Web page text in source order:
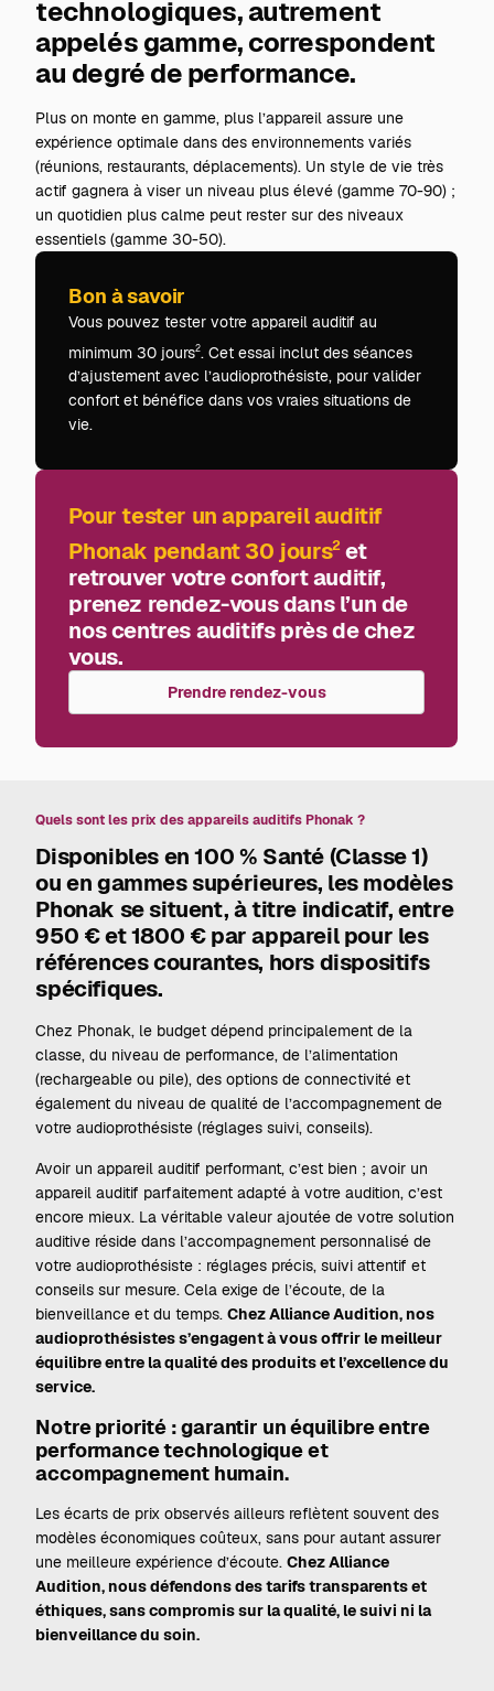
technologiques, autrement
appelés gamme, correspondent
au degré de performance.
Plus on monte en gamme, plus l’appareil assure une
expérience optimale dans des environnements variés
(réunions, restaurants, déplacements). Un style de vie très
actif gagnera à viser un niveau plus élevé (gamme 70-90) ;
un quotidien plus calme peut rester sur des niveaux
essentiels (gamme 30-50).
Bon à savoir
Vous pouvez tester votre appareil auditif au
minimum 30 jours2. Cet essai inclut des séances
d’ajustement avec l’audioprothésiste, pour valider
confort et bénéfice dans vos vraies situations de
vie.
Pour tester un appareil auditif
Phonak pendant 30 jours2et
retrouver votre confort auditif,
prenez rendez-vous dans l’un de
nos centres auditifs près de chez
vous.
Prendre rendez-vous
Quels sont les prix des appareils auditifs Phonak ?
Disponibles en 100 % Santé (Classe 1)
ou en gammes supérieures, les modèles
Phonak se situent, à titre indicatif, entre
950 € et 1800 € par appareil pour les
références courantes, hors dispositifs
spécifiques.
Chez Phonak, le budget dépend principalement de la
classe, du niveau de performance, de l’alimentation
(rechargeable ou pile), des options de connectivité et
également du niveau de qualité de l’accompagnement de
votre audioprothésiste (réglages suivi, conseils).
Avoir un appareil auditif performant, c’est bien ; avoir un
appareil auditif parfaitement adapté à votre audition, c’est
encore mieux. La véritable valeur ajoutée de votre solution
auditive réside dans l’accompagnement personnalisé de
votre audioprothésiste : réglages précis, suivi attentif et
conseils sur mesure. Cela exige de l’écoute, de la
bienveillance et du temps.Chez Alliance Audition, nos
audioprothésistes s’engagent à vous offrir le meilleur
équilibre entre la qualité des produits et l’excellence du
service.
Notre priorité : garantir un équilibre entre
performance technologique et
accompagnement humain.
Les écarts de prix observés ailleurs reflètent souvent des
modèles économiques coûteux, sans pour autant assurer
une meilleure expérience d’écoute.Chez Alliance
Audition, nous défendons des tarifs transparents et
éthiques, sans compromis sur la qualité, le suivi ni la
bienveillance du soin.